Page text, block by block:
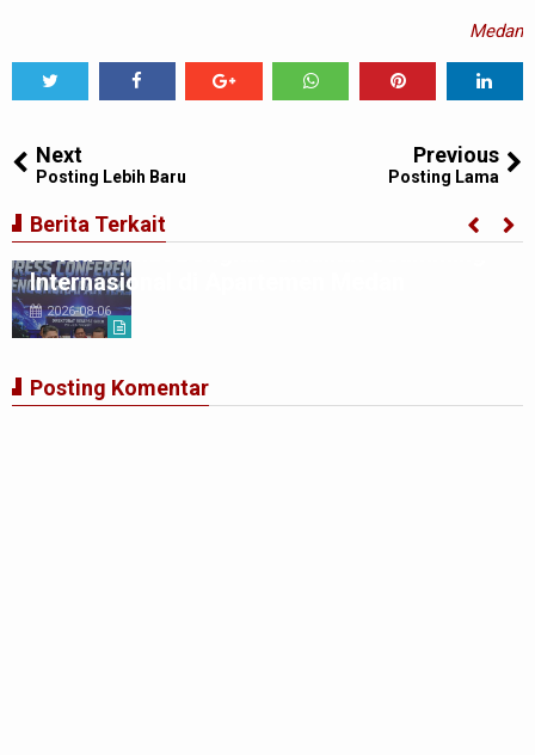
Medan
Next
Posting Lebih Baru
Previous
Posting Lama
Berita Terkait
Polda Sumut Bongkar Sindikat Scamming
Internasional di Apartemen Medan
2026-08-06
Posting Komentar